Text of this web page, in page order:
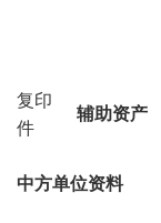
复印
件
辅助资产
中方单位资料